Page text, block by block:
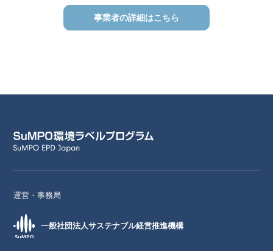
事業者の詳細はこちら
運営・事務局
一般社団法人サステナブル経営推進機構